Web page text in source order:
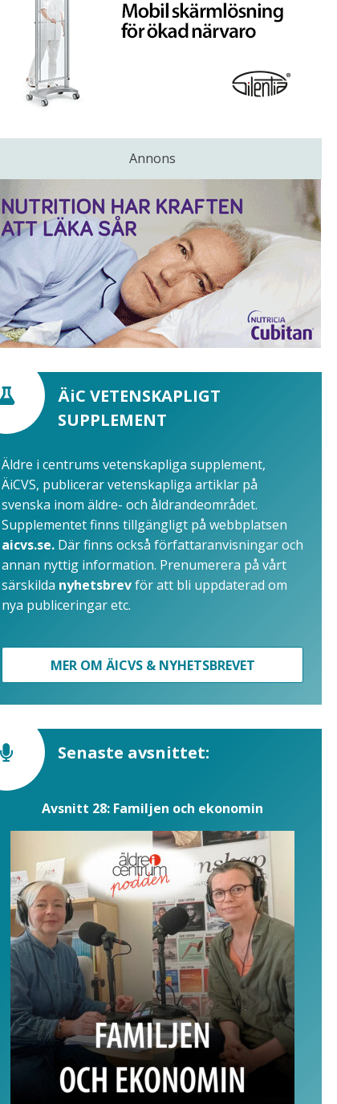
Annons
ÄiC VETENSKAPLIGT
SUPPLEMENT
Äldre i centrums vetenskapliga supplement,
ÄiCVS, publicerar vetenskapliga artiklar på
svenska inom äldre- och åldrandeområdet.
Supplementet finns tillgängligt på webbplatsen
aicvs.se. Där finns också författaranvisningar och
annan nyttig information. Prenumerera på vårt
särskilda nyhetsbrevför att bli uppdaterad om
nya publiceringar etc.
MER OM ÄICVS & NYHETSBREVET
Senaste avsnittet:
Avsnitt 28: Familjen och ekonomin